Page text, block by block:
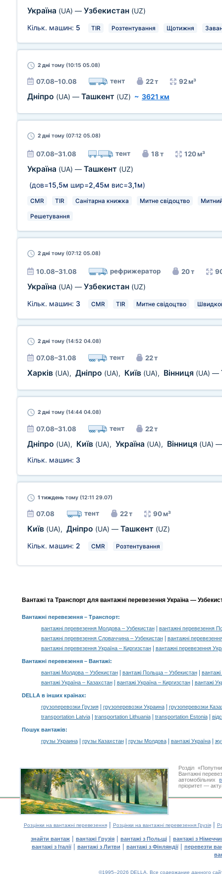
Україна (UA) — Узбекистан (UZ)
Кільк. машин: 5 TIR Розтентування Щотижня
2 дні тому (10:15 05.08)
07.08–10.08 тент 22 т 92 м³
Дніпро (UA) — Ташкент (UZ) ~ 3621 км
2 дні тому (07:12 05.08)
07.08–31.08 тент 18 т 120 м³
Україна (UA) — Ташкент (UZ)
(дов=15,5м шир=2,45м вис=3,1м)
CMR TIR Санітарна книжка Митне свідоцтво
Решетування
2 дні тому (07:12 05.08)
10.08–31.08 рефрижератор 20 т
Україна (UA) — Узбекистан (UZ)
Кільк. машин: 3 CMR TIR Митне свідоцтво
2 дні тому (14:52 04.08)
07.08–31.08 тент 22 т
Харків (UA), Дніпро (UA), Київ (UA), Вінниця (UA) —
2 дні тому (14:44 04.08)
07.08–31.08 тент 22 т
Дніпро (UA), Київ (UA), Україна (UA), Вінниця (UA)
Кільк. машин: 3
1 тиждень тому (12:11 29.07)
07.08 тент 22 т 90 м³
Київ (UA), Дніпро (UA) — Ташкент (UZ)
Кільк. машин: 2 CMR Розтентування
Вантажі та Транспорт для вантажні перевезення Україна —
Вантажні перевезення– Транспорт:
вантажні перевезення Молдова – Узбекистан|
вантажні перевезення
вантажні перевезення Словаччина – Узбекистан|
вантажні
вантажні перевезення Україна – Киргизстан| вантажні перевезення
Вантажні перевезення – Вантажі:
вантажі Молдова – Узбекистан| вантажі Польща – Узбекистан|
вантажі Україна – Казахстан| вантажі Україна – Киргизстан| вантажі
DELLA в інших країнах:
грузоперевозки Грузия| грузоперевозки Украина|
грузоперевозки
transportation Latvia| transportation Lithuania| transportation Estonia|
Пошук вантажів:
грузы Украина| грузы Казахстан| грузы Молдова| вантажі Україна|
Розділ
Вантажні
автомобільних
пріоритет —
Розцінки на вантажні перевезення| Розцінки на вантажні перевезення Грузія|
знайти вантаж | вантажі Грузія | вантажі з Польщі | вантажі з
вантажі з Італії| вантажі з Литви | вантажі з Фінляндії| перевезти
©1995–2026 DELLA. Все содержание данного